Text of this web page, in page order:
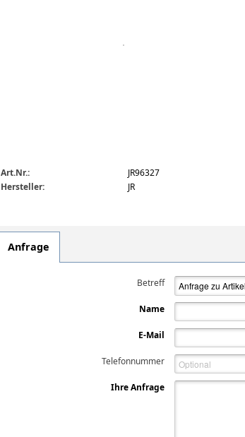
Art.Nr.:
JR96327
Hersteller:
JR
Anfrage
Betreff
Name
E-Mail
Telefonnummer
Ihre Anfrage